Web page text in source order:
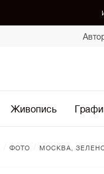
Живопись
ФОТО МОСКВА,